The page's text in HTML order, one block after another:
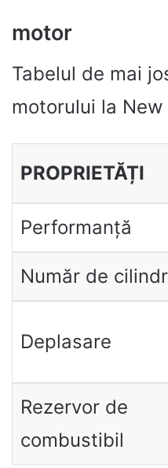
motor
Tabelul de mai
motorului la
PROPRIETĂȚI
Performanță
Număr de
Deplasare
Rezervor de
combustibil